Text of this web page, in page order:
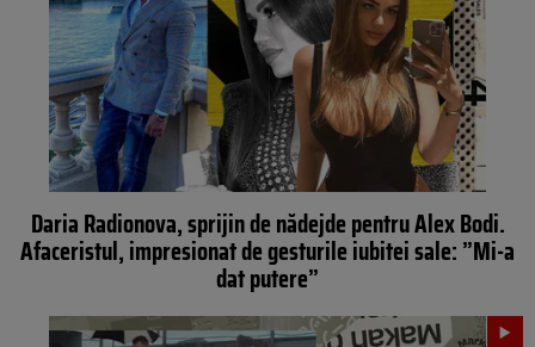
Daria Radionova, sprijin de nădejde pentru Alex Bodi.
Afaceristul, impresionat de gesturile iubitei sale: ”Mi-a
dat putere”